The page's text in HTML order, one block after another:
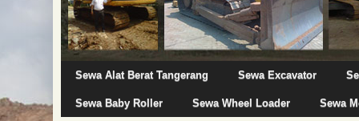
Sewa Alat Berat Tangerang Sewa Excavator
Sewa Baby Roller Sewa Wheel Loader Sewa